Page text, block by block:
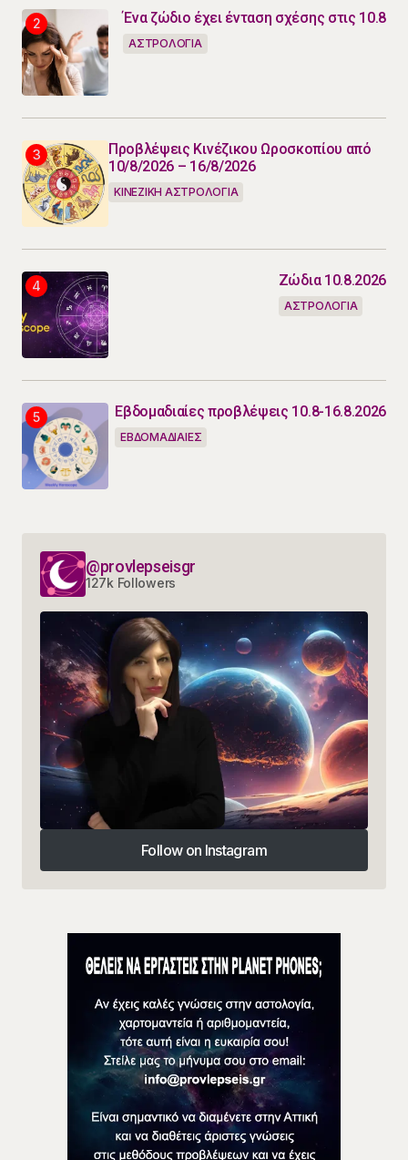
Ένα ζώδιο έχει ένταση σχέσης στις 10.8
ΑΣΤΡΟΛΟΓΙΑ
Προβλέψεις Κινέζικου Ωροσκοπίου από
10/8/2026 – 16/8/2026
ΚΙΝΕΖΙΚΗ ΑΣΤΡΟΛΟΓΙΑ
Ζώδια 10.8.2026
ΑΣΤΡΟΛΟΓΙΑ
Εβδομαδιαίες προβλέψεις 10.8-16.8.2026
ΕΒΔΟΜΑΔΙΑΙΕΣ
@provlepseisgr
127k Followers
Follow on Instagram
Follow on Instagram